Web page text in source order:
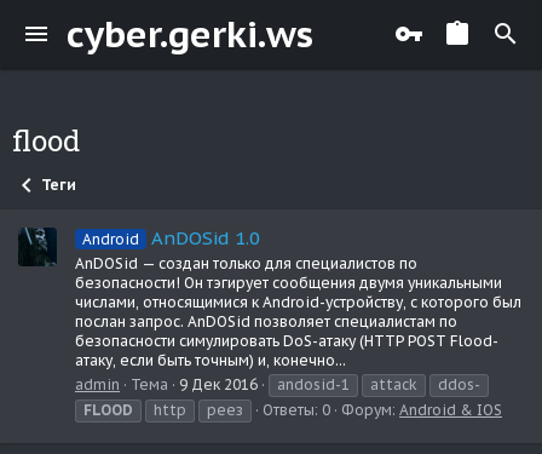
cyber.gerki.ws
flood
Теги
Android AnDOSid 1.0
AnDOSid — создан только для специалистов по
безопасности! Он тэгирует сообщения двумя уникальными
числами, относящимися к Android-устройству, с которого был
послан запрос. AnDOSid позволяет специалистам по
безопасности симулировать DoS-атаку (HTTP POST Flood-
атаку, если быть точным) и, конечно...
admin
Тема 9 Дек 2016 andosid-1 attack
ddos-
FLOOD
http реез Ответы: 0 Форум: Android & IOS